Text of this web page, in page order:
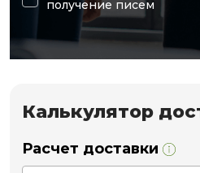
получение писем
Калькулятор
Расчет доставки